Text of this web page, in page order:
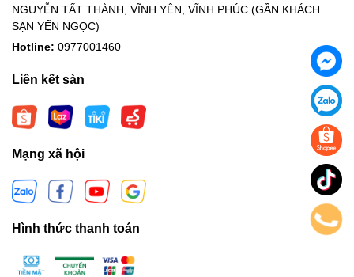
NGUYỄN TẤT THÀNH, VĨNH YÊN, VĨNH PHÚC (GẦN KHÁCH
SẠN YẾN NGỌC)
Hotline: 0977001460
Liên kết sàn
Mạng xã hội
Hình thức thanh toán